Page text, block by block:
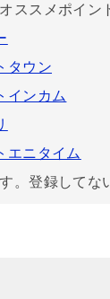
ススメポイン
タウン
インカム
エニタイム
。登録してな